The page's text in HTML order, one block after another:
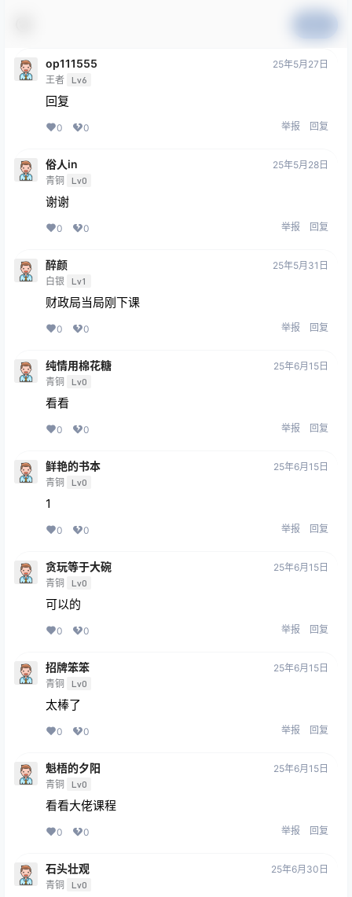
op111555
王者 Lv6
25年5月27日
回复
0 0 举报 回复
俗人in
青铜 Lv0
25年5月28日
谢谢
0 0 举报 回复
醉颜
白银 Lv1
25年5月31日
财政局当局刚下课
0 0 举报 回复
纯情用棉花糖
青铜 Lv0
25年6月15日
看看
0 0 举报 回复
鲜艳的书本
青铜 Lv0
25年6月15日
1
0 0 举报 回复
贪玩等于大碗
青铜 Lv0
25年6月15日
可以的
0 0 举报 回复
招牌笨笨
青铜 Lv0
25年6月15日
太棒了
0 0 举报 回复
魁梧的夕阳
青铜 Lv0
25年6月15日
看看大佬课程
0 0 举报 回复
石头壮观
青铜 Lv0
25年6月30日